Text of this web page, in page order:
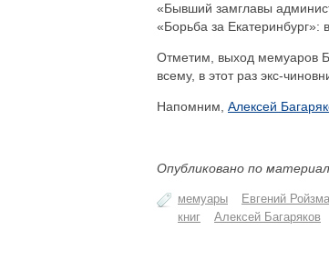
«Бывший замглавы
«Борьба за Екатеринбург»:
Отметим, выход мемуаров
всему, в этот раз экс-
Напомним, Алексей
Опубликовано по
мемуары Евгений
книг
Алексей Багаряков